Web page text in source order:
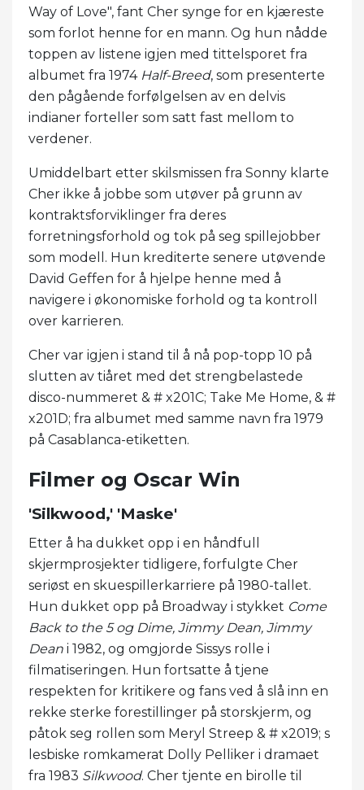
Way of Love", fant Cher synge for en kjæreste
som forlot henne for en mann. Og hun nådde
toppen av listene igjen med tittelsporet fra
albumet fra 1974 Half-Breed, som presenterte
den pågående forfølgelsen av en delvis
indianer forteller som satt fast mellom to
verdener.
Umiddelbart etter skilsmissen fra Sonny klarte
Cher ikke å jobbe som utøver på grunn av
kontraktsforviklinger fra deres
forretningsforhold og tok på seg spillejobber
som modell. Hun krediterte senere utøvende
David Geffen for å hjelpe henne med å
navigere i økonomiske forhold og ta kontroll
over karrieren.
Cher var igjen i stand til å nå pop-topp 10 på
slutten av tiåret med det strengbelastede
disco-nummeret & # x201C; Take Me Home, & #
x201D; fra albumet med samme navn fra 1979
på Casablanca-etiketten.
Filmer og Oscar Win
'Silkwood,' 'Maske'
Etter å ha dukket opp i en håndfull
skjermprosjekter tidligere, forfulgte Cher
seriøst en skuespillerkarriere på 1980-tallet.
Hun dukket opp på Broadway i stykket Come
Back to the 5 og Dime, Jimmy Dean, Jimmy
Dean i 1982, og omgjorde Sissys rolle i
filmatiseringen. Hun fortsatte å tjene
respekten for kritikere og fans ved å slå inn en
rekke sterke forestillinger på storskjerm, og
påtok seg rollen som Meryl Streep & # x2019; s
lesbiske romkamerat Dolly Pelliker i dramaet
fra 1983 Silkwood. Cher tjente en birolle til